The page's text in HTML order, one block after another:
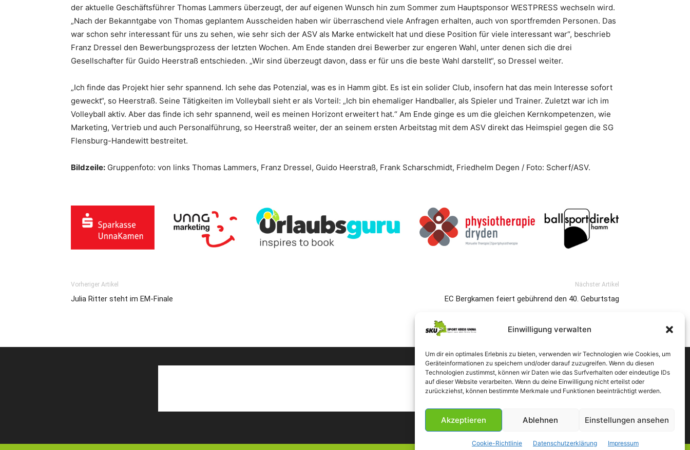
Einwilligung verwalten
Um dir ein optimales Erlebnis zu bieten, verwenden wir Technologien wie Cookies, um
Geräteinformationen zu speichern und/oder darauf zuzugreifen. Wenn du diesen
Technologien zustimmst, können wir Daten wie das Surfverhalten oder eindeutige IDs
auf dieser Website verarbeiten. Wenn du deine Einwilligung nicht erteilst oder
zurückziehst, können bestimmte Merkmale und Funktionen beeinträchtigt werden.
Akzeptieren Ablehnen Einstellungen ansehen
Cookie-Richtlinie Datenschutzerklärung Impressum
der aktuelle Geschäftsführer Thomas Lammers überzeugt, der auf eigenen Wunsch hin zum Sommer zum Hauptsponsor WESTPRESS wechseln wird.
„Nach der Bekanntgabe von Thomas geplantem Ausscheiden haben wir überraschend viele Anfragen erhalten, auch von sportfremden Personen. Das
war schon sehr interessant für uns zu sehen, wie sehr sich der ASV als Marke entwickelt hat und diese Position für viele interessant war“, beschrieb
Franz Dressel den Bewerbungsprozess der letzten Wochen. Am Ende standen drei Bewerber zur engeren Wahl, unter denen sich die drei
Gesellschafter für Guido Heerstraß entschieden. „Wir sind überzeugt davon, dass er für uns die beste Wahl darstellt“, so Dressel weiter.
„Ich finde das Projekt hier sehr spannend. Ich sehe das Potenzial, was es in Hamm gibt. Es ist ein solider Club, insofern hat das mein Interesse sofort
geweckt“, so Heerstraß. Seine Tätigkeiten im Volleyball sieht er als Vorteil: „Ich bin ehemaliger Handballer, als Spieler und Trainer. Zuletzt war ich im
Volleyball aktiv. Aber das finde ich sehr spannend, weil es meinen Horizont erweitert hat.“ Am Ende ginge es um die gleichen Kernkompetenzen, wie
Marketing, Vertrieb und auch Personalführung, so Heerstraß weiter, der an seinem ersten Arbeitstag mit dem ASV direkt das Heimspiel gegen die SG
Flensburg-Handewitt bestreitet.
Bildzeile: Gruppenfoto: von links Thomas Lammers, Franz Dressel, Guido Heerstraß, Frank Scharschmidt, Friedhelm Degen / Foto: Scherf/ASV.
Vorheriger Artikel
Julia Ritter steht im EM-Finale
Nächster Artikel
EC Bergkamen feiert gebührend den 40. Geburtstag